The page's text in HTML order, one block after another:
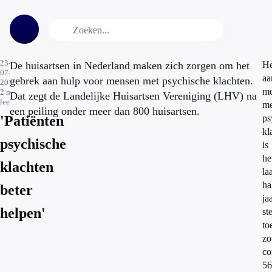
23-
07-
2013
2 min.
leestijd
'Patiënten
psychische
klachten
beter
helpen'
De huisartsen in Nederland maken zich zorgen om het
gebrek aan hulp voor mensen met psychische klachten.
Dat zegt de Landelijke Huisartsen Vereniging (LHV) na
een peiling onder meer dan 800 huisartsen.
is
zo
56